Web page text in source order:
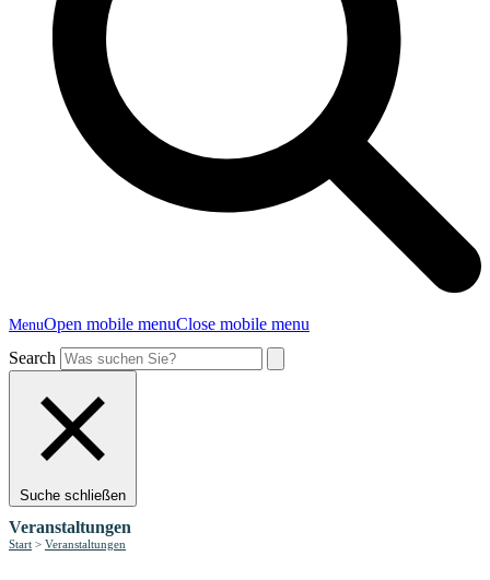
MenuOpen mobile menuClose mobile menu
Search
Suche schließen
Veranstaltungen
Start > Veranstaltungen